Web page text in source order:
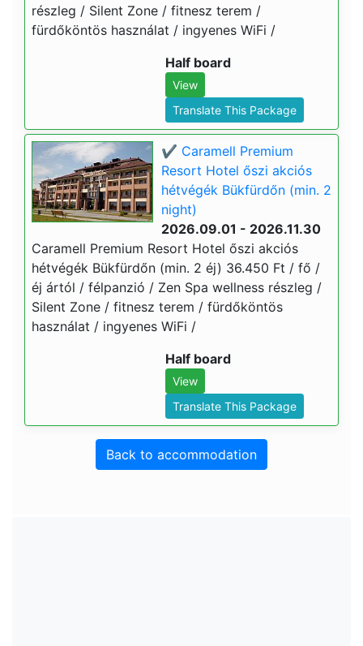
részleg / Silent Zone / fitnesz terem /
fürdőköntös használat / ingyenes WiFi /
Half board
View
Translate This Package
✔️ Caramell Premium
Resort Hotel őszi akciós
hétvégék Bükfürdőn (min. 2
night)
2026.09.01 - 2026.11.30
Caramell Premium Resort Hotel őszi akciós
hétvégék Bükfürdőn (min. 2 éj) 36.450 Ft / fő /
éj ártól / félpanzió / Zen Spa wellness részleg /
Silent Zone / fitnesz terem / fürdőköntös
használat / ingyenes WiFi /
Half board
View
Translate This Package
Back to accommodation